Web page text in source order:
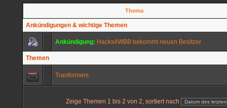
Thema
Ankündigungen & wichtige Themen
Ankündigung: Hacks4WBB bekommt neuen Besitzer
Themen
Tranformers
Zeige Themen 1 bis 2 von 2, sortiert nach